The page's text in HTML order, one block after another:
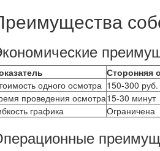
Сторонняя
одного осмотра 150-300 руб.
проведения осмотра15-30 минут
графика
Ограничена